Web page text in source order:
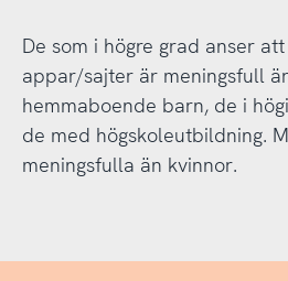
De som i högre grad anser
appar/sajter är meningsfull
hemmaboende barn, de i
de med högskoleutbildning.
meningsfulla än kvinnor.